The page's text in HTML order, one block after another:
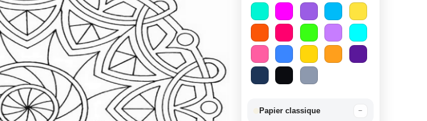
Papier classique −